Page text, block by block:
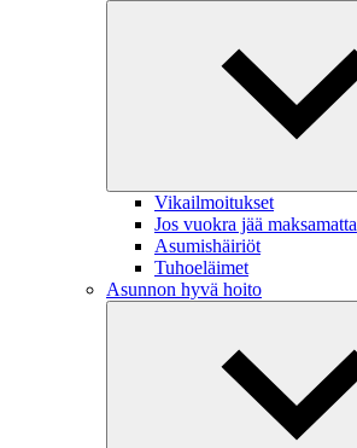
Vikailmoitukset
Jos vuokra jää maksamatta
Asumishäiriöt
Tuhoeläimet
Asunnon hyvä hoito